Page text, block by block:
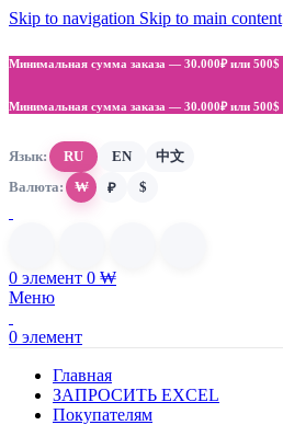
Skip to navigation Skip to main content
Минимальная сумма заказа — 30.000₽ или 500$
Минимальная сумма заказа — 30.000₽ или 500$
Язык: RU EN
中文
Валюта:
₩ ₽ $
0 элемент 0 ₩
Меню
0 элемент
Главная
ЗАПРОСИТЬ EXCEL
Покупателям